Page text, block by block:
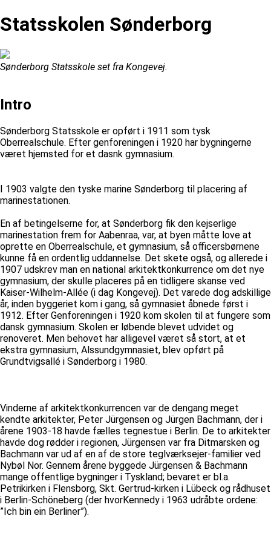
Statsskolen Sønderborg
Sønderborg Statsskole set fra Kongevej.
Intro
Sønderborg Statsskole er opført i 1911 som tysk
Oberrealschule. Efter genforeningen i 1920 har bygningerne
været hjemsted for et dasnk gymnasium.
I 1903 valgte den tyske marine Sønderborg til placering af
marinestationen.
En af betingelserne for, at Sønderborg fik den kejserlige
marinestation frem for Aabenraa, var, at byen måtte love at
oprette en Oberrealschule, et gymnasium, så officersbørnene
kunne få en ordentlig uddannelse. Det skete også, og allerede i
1907 udskrev man en national arkitektkonkurrence om det nye
gymnasium, der skulle placeres på en tidligere skanse ved
Kaiser-Wilhelm-Allée (i dag Kongevej). Det varede dog adskillige
år, inden byggeriet kom i gang, så gymnasiet åbnede først i
1912. Efter Genforeningen i 1920 kom skolen til at fungere som
dansk gymnasium. Skolen er løbende blevet udvidet og
renoveret. Men behovet har alligevel været så stort, at et
ekstra gymnasium, Alssundgymnasiet, blev opført på
Grundtvigsallé i Sønderborg i 1980.
Vinderne af arkitektkonkurrencen var de dengang meget
kendte arkitekter, Peter Jürgensen og Jürgen Bachmann, der i
årene 1903-18 havde fælles tegnestue i Berlin. De to arkitekter
havde dog rødder i regionen, Jürgensen var fra Ditmarsken og
Bachmann var ud af en af de store teglværksejer-familier ved
Nybøl Nor. Gennem årene byggede Jürgensen & Bachmann
mange offentlige bygninger i Tyskland; bevaret er bl.a.
Petrikirken i Flensborg, Skt. Gertrud-kirken i Lübeck og rådhuset
i Berlin-Schöneberg (der hvorKennedy i 1963 udråbte ordene:
”Ich bin ein Berliner”).